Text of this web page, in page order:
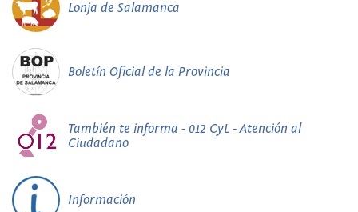
Lonja de Salamanca
Boletín Oficial de la Provincia
También te informa - 012 CyL - Atención al
Ciudadano
Información